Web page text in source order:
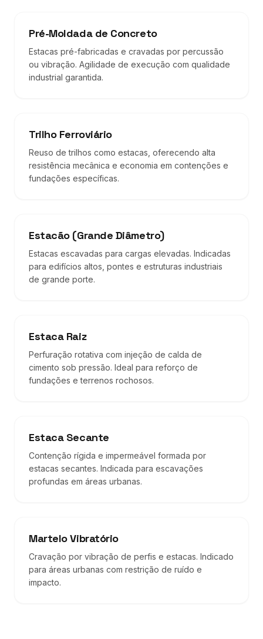
Pré-Moldada de Concreto
Estacas pré-fabricadas e cravadas por percussão
ou vibração. Agilidade de execução com qualidade
industrial garantida.
Trilho Ferroviário
Reuso de trilhos como estacas, oferecendo alta
resistência mecânica e economia em contenções e
fundações específicas.
Estacão (Grande Diâmetro)
Estacas escavadas para cargas elevadas. Indicadas
para edifícios altos, pontes e estruturas industriais
de grande porte.
Estaca Raiz
Perfuração rotativa com injeção de calda de
cimento sob pressão. Ideal para reforço de
fundações e terrenos rochosos.
Estaca Secante
Contenção rígida e impermeável formada por
estacas secantes. Indicada para escavações
profundas em áreas urbanas.
Martelo Vibratório
Cravação por vibração de perfis e estacas. Indicado
para áreas urbanas com restrição de ruído e
impacto.